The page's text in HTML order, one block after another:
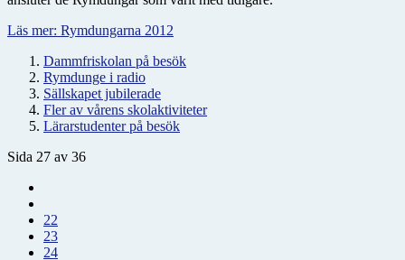
Läs mer: Rymdungarna 2012
Dammfriskolan på besök
Rymdunge i radio
Sällskapet jubilerade
Fler av vårens skolaktiviteter
Lärarstudenter på besök
Sida 27 av 36
22
23
24